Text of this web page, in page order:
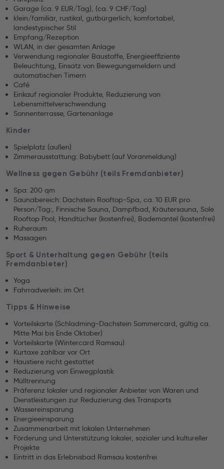
Garage (ca. 9 EUR/Tag), (ca. 9 CHF/Tag)
klein/familiär, rustikal, gutbürgerlich, komfortabel,
landestypischer Stil
Empfang/Rezeption
WLAN, in der gesamten Anlage
Verwendung regionaler Baustoffe, Energieeffiziente
Beleuchtung, Einsatz von Bewegungsmeldern und
automatischen Timern
Café
Einkauf regionaler Produkte, Reduzierung von
Lebensmittelverschwendung
Sonnenterrasse, Gartenanlage
Kinder
Spielplatz (außen)
Zimmerausstattung: Babybett (auf Voranmeldung)
Wellness gegen Gebühr (teils Fremdanbieter)
Spa: 200 qm
Saunabereich: Dachstein Rooftop-Spa, ca. 10 EUR pro
Person/Tag:, Finnische Sauna, Dampfbad, Kräutersauna, Sole
Rooftop Pool, Handtücher (kostenfrei), Bademantel (kostenfrei)
Ruheraum
Massagen
Sport & Unterhaltung gegen Gebühr (teils
Fremdanbieter)
Yoga
Fahrradverleih: im Ort
Tipps & Hinweise
Vorteilskarte (Schladming-Dachstein Sommercard, gültig ca.
Mitte Mai bis Ende Oktober)
Vorteilskarte (Wintercard Ramsau)
Kurtaxe zahlbar vor Ort
Haustiere nicht gestattet
Reduzierung von Einwegplastik
Mülltrennung
Präferenz lokaler und regionaler Anbieter von Waren und
Dienstleistungen zur Reduzierung des Transports
Wassereinsparung
Energieeinsparung
Zusammenarbeit mit lokalen Unternehmen
Förderung und Unterstützung lokaler, sozialer und kultureller
Projekte
Eintritt in das Erlebnisbad Ramsau kostenfrei